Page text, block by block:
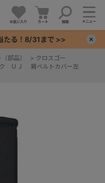
お気に入り カート 検索 メニュー
たる！8/31まで >>
部品） > クロスゴー
ＵＪ 肩ベルトカバー左